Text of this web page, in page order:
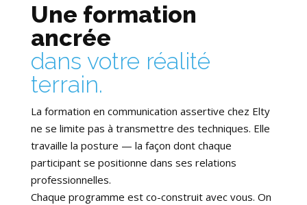
Une formation
ancrée
dans votre réalité
terrain.
La formation en communication assertive chez Elty
ne se limite pas à transmettre des techniques. Elle
travaille la posture — la façon dont chaque
participant se positionne dans ses relations
professionnelles.
Chaque programme est co-construit avec vous. On